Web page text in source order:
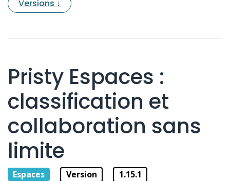
Versions ↓
Pristy Espaces :
classification et
collaboration sans
limite
Espaces Version 1.15.1